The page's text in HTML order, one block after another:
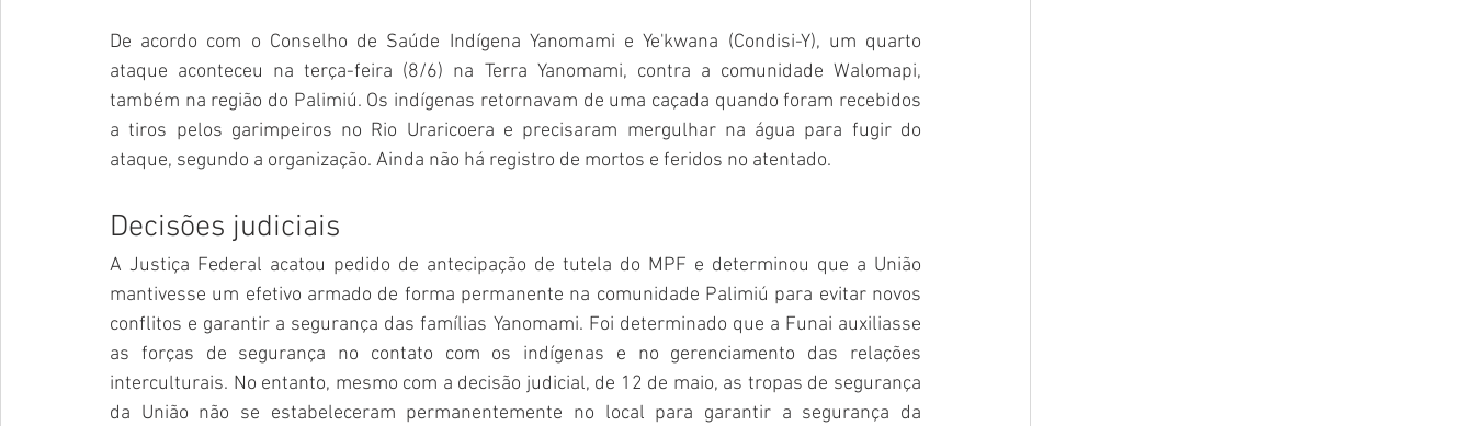
De acordo com o Conselho de Saúde Indígena Yanomami e Ye'kwana (Condisi-Y), um quarto
ataque aconteceu na terça-feira (8/6) na Terra Yanomami, contra a comunidade Walomapi,
também na região do Palimiú. Os indígenas retornavam de uma caçada quando foram recebidos
a tiros pelos garimpeiros no Rio Uraricoera e precisaram mergulhar na água para fugir do
ataque, segundo a organização. Ainda não há registro de mortos e feridos no atentado.
Decisões judiciais
A Justiça Federal acatou pedido de antecipação de tutela do MPF e determinou que a União
mantivesse um efetivo armado de forma permanente na comunidade Palimiú para evitar novos
conflitos e garantir a segurança das famílias Yanomami. Foi determinado que a Funai auxiliasse
as forças de segurança no contato com os indígenas e no gerenciamento das relações
interculturais. No entanto, mesmo com a decisão judicial, de 12 de maio, as tropas de segurança
da União não se estabeleceram permanentemente no local para garantir a segurança da